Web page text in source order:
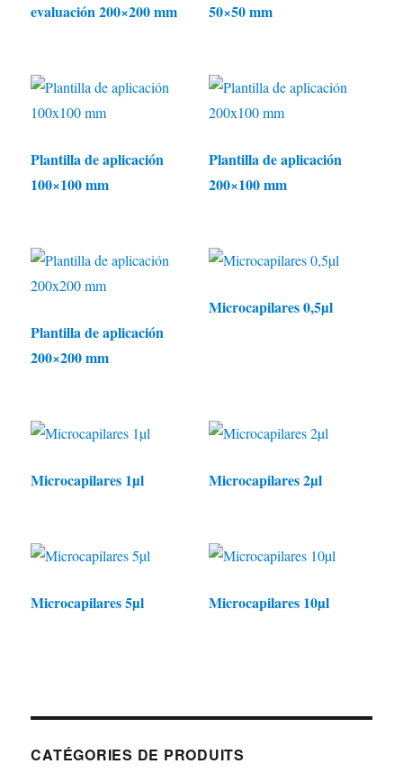
evaluación 200×200 mm
50×50 mm
Plantilla de aplicación
100×100 mm
Plantilla de aplicación
200×100 mm
Plantilla de aplicación
200×200 mm
Microcapilares 0,5µl
Microcapilares 1µl Microcapilares 2µl
Microcapilares 5µl Microcapilares 10µl
CATÉGORIES DE PRODUITS